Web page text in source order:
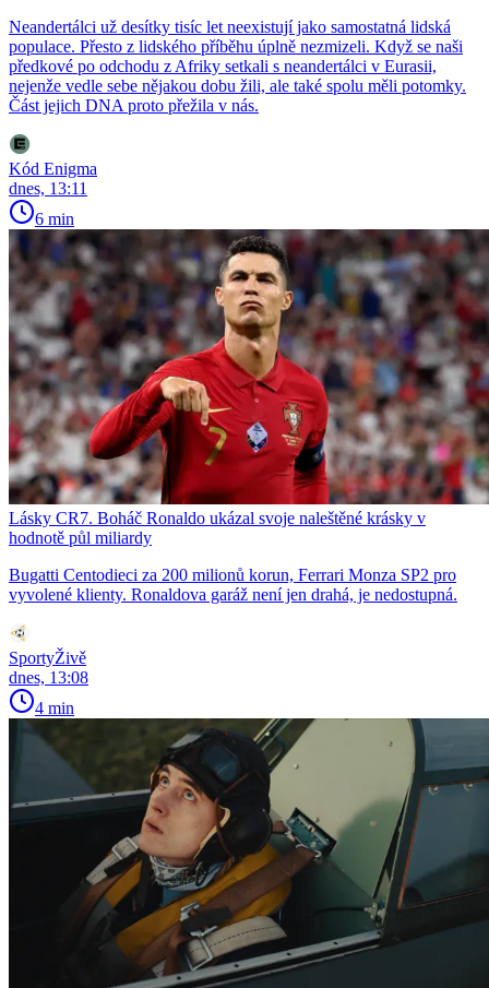
Neandertálci už desítky tisíc let neexistují jako samostatná lidská
populace. Přesto z lidského příběhu úplně nezmizeli. Když se naši
předkové po odchodu z Afriky setkali s neandertálci v Eurasii,
nejenže vedle sebe nějakou dobu žili, ale také spolu měli potomky.
Část jejich DNA proto přežila v nás.
Kód Enigma
dnes, 13:11
6 min
Lásky CR7. Boháč Ronaldo ukázal svoje naleštěné krásky v
hodnotě půl miliardy
Bugatti Centodieci za 200 milionů korun, Ferrari Monza SP2 pro
vyvolené klienty. Ronaldova garáž není jen drahá, je nedostupná.
SportyŽivě
dnes, 13:08
4 min